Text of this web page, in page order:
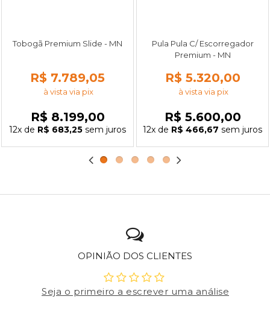
Tobogã Premium Slide - MN
R$ 7.789,05
à vista via pix
R$ 8.199,00
12x de R$ 683,25 sem juros
Pula Pula C/ Escorregador
Premium - MN
R$ 5.320,00
à vista via pix
R$ 5.600,00
12x de R$ 466,67 sem juros
OPINIÃO DOS CLIENTES
Seja o primeiro a escrever uma análise